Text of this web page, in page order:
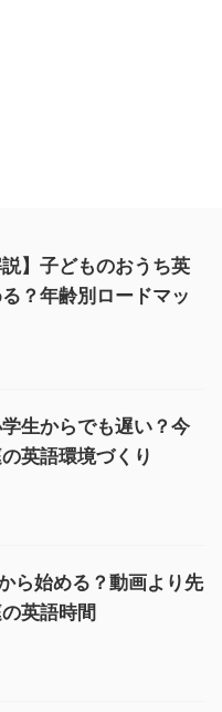
説】子どものおうち英
？年齢別ロードマッ
生からでも遅い？今
英語環境づくり
ら始める？動画より先
英語時間